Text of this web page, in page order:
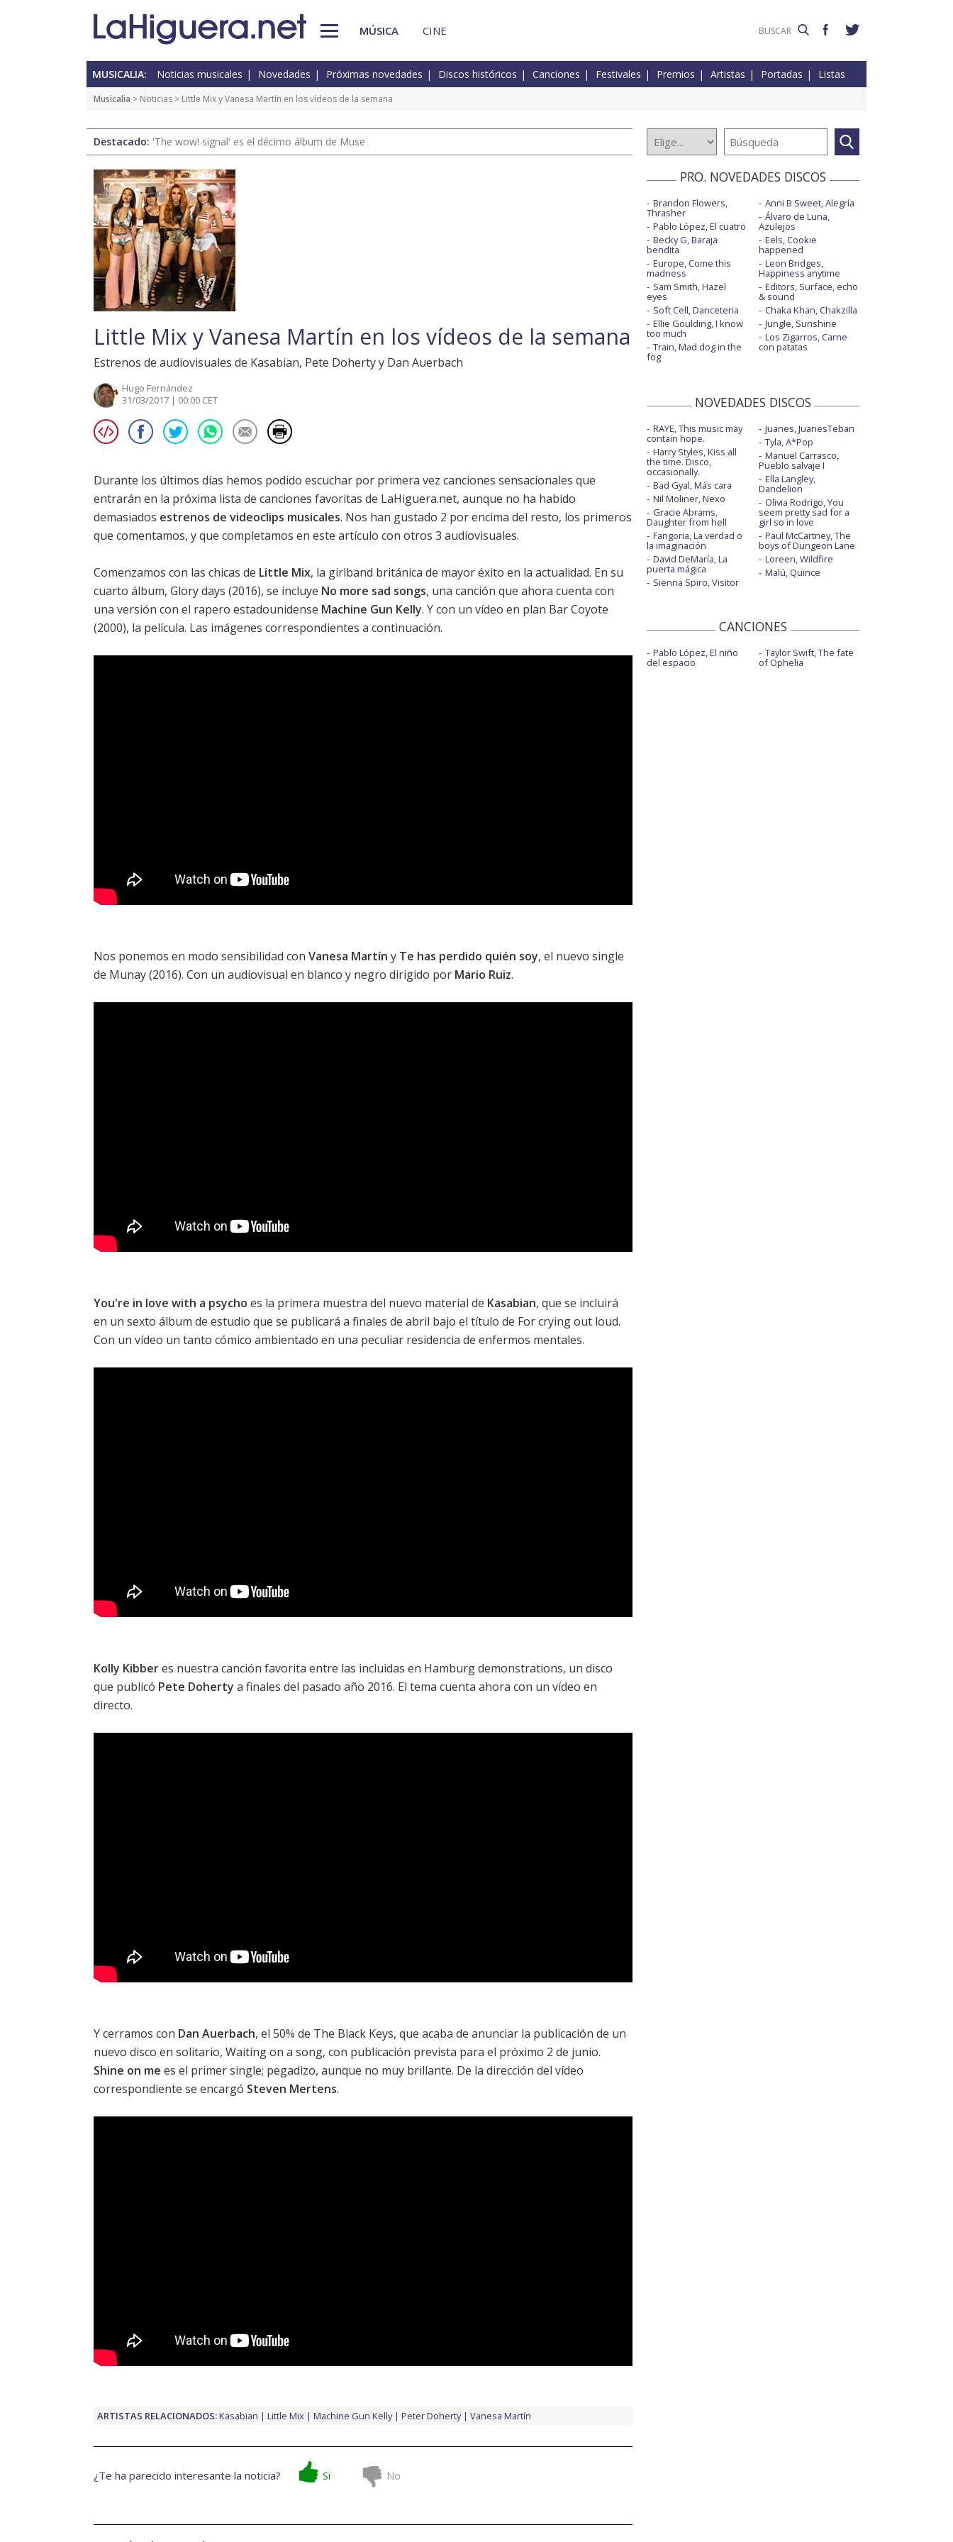
MÚSICA CINE
MUSICALIA: Noticias musicales Novedades Próximas novedades Discos históricos Canciones Festivales Premios Artistas Portadas Listas
Musicalia > Noticias > Little Mix y Vanesa Martín en los vídeos de la semana
Destacado: 'The wow! signal' es el décimo álbum de Muse
Little Mix y Vanesa Martín en los vídeos de la semana
Estrenos de audiovisuales de Kasabian, Pete Doherty y Dan Auerbach
Hugo Fernández
31/03/2017 | 00:00 CET
Durante los últimos días hemos podido escuchar por primera vez canciones sensacionales que
entrarán en la próxima lista de canciones favoritas de LaHiguera.net, aunque no ha habido
demasiados estrenos de videoclips musicales. Nos han gustado 2 por encima del resto, los primeros
que comentamos, y que completamos en este artículo con otros 3 audiovisuales.
Comenzamos con las chicas de Little Mix, la girlband británica de mayor éxito en la actualidad. En su
cuarto álbum, Glory days (2016), se incluye No more sad songs, una canción que ahora cuenta con
una versión con el rapero estadounidense Machine Gun Kelly. Y con un vídeo en plan Bar Coyote
(2000), la película. Las imágenes correspondientes a continuación.
Nos ponemos en modo sensibilidad con Vanesa Martín y Te has perdido quién soy, el nuevo single
de Munay(2016). Con un audiovisual en blanco y negro dirigido por Mario Ruiz.
You're in love with a psycho es la primera muestra del nuevo material de Kasabian, que se incluirá
en un sexto álbum de estudio que se publicará a finales de abril bajo el título de For crying out loud.
Con un vídeo un tanto cómico ambientado en una peculiar residencia de enfermos mentales.
Kolly Kibberes nuestra canción favorita entre las incluidas en Hamburg demonstrations, un disco
que publicó Pete Doherty a finales del pasado año 2016. El tema cuenta ahora con un vídeo en
directo.
Y cerramos con Dan Auerbach, el 50% de The Black Keys, que acaba de anunciar la publicación de un
nuevo disco en solitario, Waiting on a song, con publicación prevista para el próximo 2 de junio.
Shine on me es el primer single; pegadizo, aunque no muy brillante. De la dirección del vídeo
correspondiente se encargó Steven Mertens.
ARTISTAS RELACIONADOS:Kasabian Little Mix Machine Gun Kelly Peter Doherty Vanesa Martín
¿Te ha parecido interesante la noticia? Si No
PRO. NOVEDADES DISCOS
Brandon Flowers,
Thrasher
Pablo López, El cuatro
Becky G, Baraja
bendita
Europe, Come this
madness
Sam Smith, Hazel
eyes
Soft Cell, Danceteria
Ellie Goulding, I know
too much
Train, Mad dog in the
fog
Anni B Sweet, Alegría
Álvaro de Luna,
Azulejos
Eels, Cookie
happened
Leon Bridges,
Happiness anytime
Editors, Surface, echo
& sound
Chaka Khan, Chakzilla
Jungle, Sunshine
Los Zigarros, Carne
con patatas
NOVEDADES DISCOS
RAYE, This music may
contain hope.
Harry Styles, Kiss all
the time. Disco,
occasionally.
Bad Gyal, Más cara
Nil Moliner, Nexo
Gracie Abrams,
Daughter from hell
Fangoria, La verdad o
la imaginación
David DeMaría, La
puerta mágica
Sienna Spiro, Visitor
Juanes, JuanesTeban
Tyla, A*Pop
Manuel Carrasco,
Pueblo salvaje I
Ella Langley,
Dandelion
Olivia Rodrigo, You
seem pretty sad for a
girl so in love
Paul McCartney, The
boys of Dungeon Lane
Loreen, Wildfire
Malú, Quince
CANCIONES
Pablo López, El niño
del espacio
Taylor Swift, The fate
of Ophelia